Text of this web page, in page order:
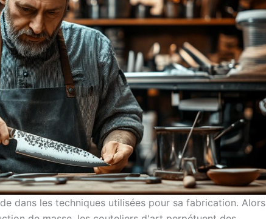
dans les techniques utilisées pour sa fabrication. Alors